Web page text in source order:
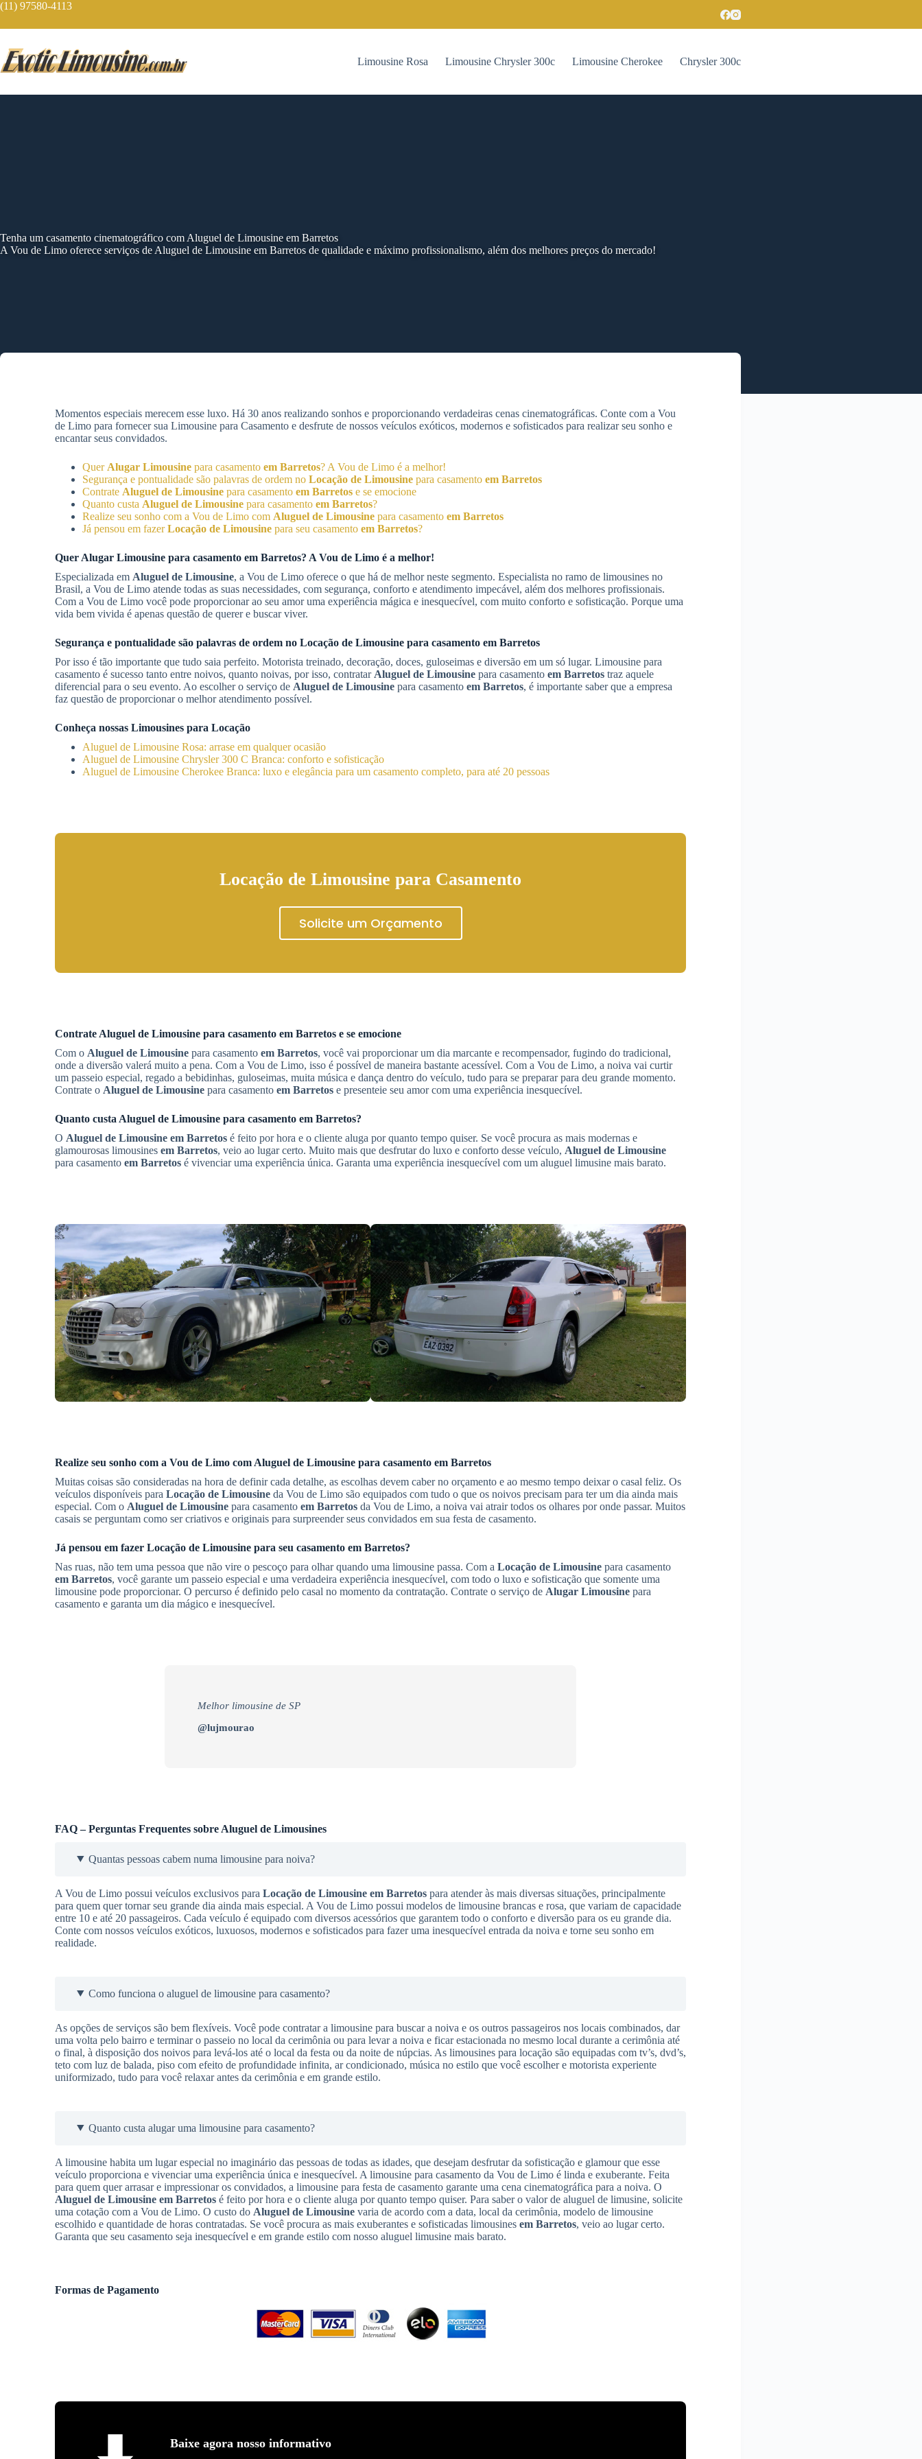
Skip
content
(11) 97580-4113
Limousine Rosa Limousine Chrysler 300c Limousine Cherokee Chrysler 300c
Tenha um casamento cinematográfico com Aluguel de Limousine em Barretos
A Vou de Limo oferece serviços de Aluguel de Limousine em Barretos de qualidade e máximo profissionalismo, além dos melhores preços do mercado!
Momentos especiais merecem esse luxo. Há 30 anos realizando sonhos e proporcionando verdadeiras cenas cinematográficas. Conte com a Vou
de Limo para fornecer sua Limousine para Casamento e desfrute de nossos veículos exóticos, modernos e sofisticados para realizar seu sonho e
encantar seus convidados.
Quer Alugar Limousine para casamento em Barretos? A Vou de Limo é a melhor!
Segurança e pontualidade são palavras de ordem no Locação de Limousine para casamento em Barretos
Contrate Aluguel de Limousine para casamento em Barretos e se emocione
Quanto custa Aluguel de Limousine para casamento em Barretos?
Realize seu sonho com a Vou de Limo com Aluguel de Limousine para casamento em Barretos
Já pensou em fazerLocação de Limousine para seu casamento em Barretos?
Quer Alugar Limousine para casamento em Barretos? A Vou de Limo é a melhor!
Especializada em Aluguel de Limousine, a Vou de Limo oferece o que há de melhor neste segmento. Especialista no ramo de limousines no
Brasil, a Vou de Limo atende todas as suas necessidades, com segurança, conforto e atendimento impecável, além dos melhores profissionais.
Com a Vou de Limo você pode proporcionar ao seu amor uma experiência mágica e inesquecível, com muito conforto e sofisticação. Porque uma
vida bem vivida é apenas questão de querer e buscar viver.
Segurança e pontualidade são palavras de ordem no Locação de Limousine para casamento em Barretos
Por isso é tão importante que tudo saia perfeito. Motorista treinado, decoração, doces, guloseimas e diversão em um só lugar. Limousine para
casamento é sucesso tanto entre noivos, quanto noivas, por isso, contratar Aluguel de Limousine para casamento em Barretos traz aquele
diferencial para o seu evento. Ao escolher o serviço de Aluguel de Limousine para casamento em Barretos, é importante saber que a empresa
faz questão de proporcionar o melhor atendimento possível.
Conheça nossas Limousines para Locação
Aluguel de Limousine Rosa: arrase em qualquer ocasião
Aluguel de Limousine Chrysler 300 C Branca: conforto e sofisticação
Aluguel de Limousine Cherokee Branca: luxo e elegância para um casamento completo, para até 20 pessoas
Locação de Limousine para Casamento
Solicite um Orçamento
Contrate Aluguel de Limousine para casamento em Barretos e se emocione
Com o Aluguel de Limousine para casamento em Barretos, você vai proporcionar um dia marcante e recompensador, fugindo do tradicional,
onde a diversão valerá muito a pena. Com a Vou de Limo, isso é possível de maneira bastante acessível. Com a Vou de Limo, a noiva vai curtir
um passeio especial, regado a bebidinhas, guloseimas, muita música e dança dentro do veículo, tudo para se preparar para deu grande momento.
Contrate o Aluguel de Limousine para casamento em Barretos e presenteie seu amor com uma experiência inesquecível.
Quanto custa Aluguel de Limousine para casamento em Barretos?
O Aluguel de Limousine em Barretos é feito por hora e o cliente aluga por quanto tempo quiser. Se você procura as mais modernas e
glamourosas limousines em Barretos, veio ao lugar certo. Muito mais que desfrutar do luxo e conforto desse veículo, Aluguel de Limousine
para casamento em Barretos é vivenciar uma experiência única. Garanta uma experiência inesquecível com um aluguel limusine mais barato.
Realize seu sonho com a Vou de Limo com Aluguel de Limousine para casamento em Barretos
Muitas coisas são consideradas na hora de definir cada detalhe, as escolhas devem caber no orçamento e ao mesmo tempo deixar o casal feliz. Os
veículos disponíveis para Locação de Limousine da Vou de Limo são equipados com tudo o que os noivos precisam para ter um dia ainda mais
especial. Com o Aluguel de Limousine para casamento em Barretos da Vou de Limo, a noiva vai atrair todos os olhares por onde passar. Muitos
casais se perguntam como ser criativos e originais para surpreender seus convidados em sua festa de casamento.
Já pensou em fazer Locação de Limousine para seu casamento em Barretos?
Nas ruas, não tem uma pessoa que não vire o pescoço para olhar quando uma limousine passa. Com a Locação de Limousine para casamento
em Barretos, você garante um passeio especial e uma verdadeira experiência inesquecível, com todo o luxo e sofisticação que somente uma
limousine pode proporcionar. O percurso é definido pelo casal no momento da contratação. Contrate o serviço de Alugar Limousine para
casamento e garanta um dia mágico e inesquecível.
Melhor limousine de SP
@lujmourao
FAQ – Perguntas Frequentes sobre Aluguel de Limousines
Quantas pessoas cabem numa limousine para noiva?
A Vou de Limo possui veículos exclusivos para Locação de Limousine em Barretos para atender às mais diversas situações, principalmente
para quem quer tornar seu grande dia ainda mais especial. A Vou de Limo possui modelos de limousine brancas e rosa, que variam de capacidade
entre 10 e até 20 passageiros. Cada veículo é equipado com diversos acessórios que garantem todo o conforto e diversão para os eu grande dia.
Conte com nossos veículos exóticos, luxuosos, modernos e sofisticados para fazer uma inesquecível entrada da noiva e torne seu sonho em
realidade.
Como funciona o aluguel de limousine para casamento?
As opções de serviços são bem flexíveis. Você pode contratar a limousine para buscar a noiva e os outros passageiros nos locais combinados, dar
uma volta pelo bairro e terminar o passeio no local da cerimônia ou para levar a noiva e ficar estacionada no mesmo local durante a cerimônia até
o final, à disposição dos noivos para levá-los até o local da festa ou da noite de núpcias. As limousines para locação são equipadas com tv’s, dvd’s,
teto com luz de balada, piso com efeito de profundidade infinita, ar condicionado, música no estilo que você escolher e motorista experiente
uniformizado, tudo para você relaxar antes da cerimônia e em grande estilo.
Quanto custa alugar uma limousine para casamento?
A limousine habita um lugar especial no imaginário das pessoas de todas as idades, que desejam desfrutar da sofisticação e glamour que esse
veículo proporciona e vivenciar uma experiência única e inesquecível. A limousine para casamento da Vou de Limo é linda e exuberante. Feita
para quem quer arrasar e impressionar os convidados, a limousine para festa de casamento garante uma cena cinematográfica para a noiva. O
Aluguel de Limousine em Barretos é feito por hora e o cliente aluga por quanto tempo quiser. Para saber o valor de aluguel de limusine, solicite
uma cotação com a Vou de Limo. O custo do Aluguel de Limousine varia de acordo com a data, local da cerimônia, modelo de limousine
escolhido e quantidade de horas contratadas. Se você procura as mais exuberantes e sofisticadas limousines em Barretos, veio ao lugar certo.
Garanta que seu casamento seja inesquecível e em grande estilo com nosso aluguel limusine mais barato.
Formas de Pagamento
Baixe agora nosso informativo